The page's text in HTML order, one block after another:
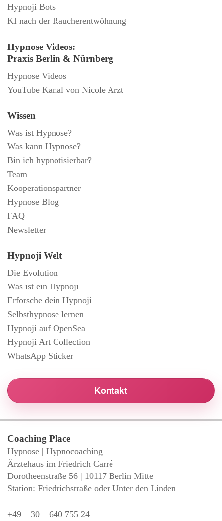
Hypnoji Bots
KI nach der Raucherentwöhnung
Hypnose Videos:
Praxis Berlin & Nürnberg
Hypnose Videos
YouTube Kanal von Nicole Arzt
Wissen
Was ist Hypnose?
Was kann Hypnose?
Bin ich hypnotisierbar?
Team
Kooperationspartner
Hypnose Blog
FAQ
Newsletter
Hypnoji Welt
Die Evolution
Was ist ein Hypnoji
Erforsche dein Hypnoji
Selbsthypnose lernen
Hypnoji auf OpenSea
Hypnoji Art Collection
WhatsApp Sticker
Kontakt
Coaching Place
Hypnose | Hypnocoaching
Ärztehaus im Friedrich Carré
Dorotheenstraße 56 | 10117 Berlin Mitte
Station: Friedrichstraße oder Unter den Linden
+49 – 30 – 640 755 24